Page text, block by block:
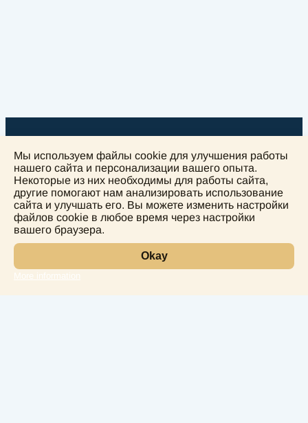
+
Мы используем файлы cookie для улучшения работы
нашего сайта и персонализации вашего опыта.
Некоторые из них необходимы для работы сайта,
другие помогают нам анализировать использование
сайта и улучшать его. Вы можете изменить настройки
файлов cookie в любое время через настройки
вашего браузера.
Okay
More information